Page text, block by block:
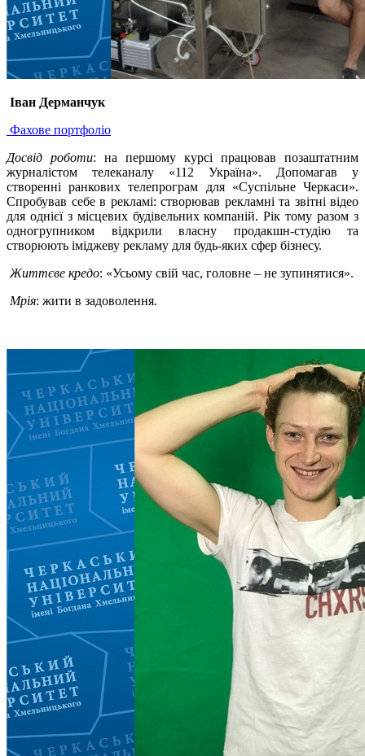
Іван Дерманчук
Фахове портфоліо
Досвід роботи: на першому курсі працював позаштатним
журналістом телеканалу «112 Україна». Допомагав у
створенні ранкових телепрограм для «Суспільне Черкаси».
Спробував себе в рекламі: створював рекламні та звітні відео
для однієї з місцевих будівельних компаній. Рік тому разом з
одногрупником відкрили власну продакшн-студію та
створюють іміджеву рекламу для будь-яких сфер бізнесу.
Життєве кредо: «Усьому свій час, головне – не зупинятися».
Мрія: жити в задоволення.